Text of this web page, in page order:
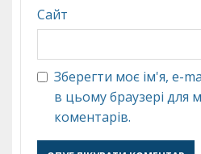
Сайт
Зберегти моє ім'я, e-
в цьому браузері для
коментарів.